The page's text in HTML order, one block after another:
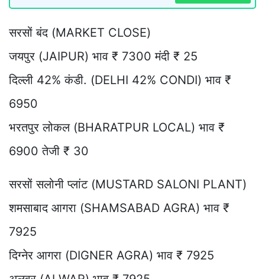
सरसों बंद (MARKET CLOSE)
जयपुर (JAIPUR) भाव ₹ 7300 मंदी ₹ 25
दिल्ली 42% कंडी. (DELHI 42% CONDI) भाव ₹
6950
भरतपुर लोकल (BHARATPUR LOCAL) भाव ₹
6900 तेजी ₹ 30
सरसों सलोनी प्लांट (MUSTARD SALONI PLANT)
शमसाबाद आगरा (SHAMSABAD AGRA) भाव ₹
7925
दिग्नेर आगरा (DIGNER AGRA) भाव ₹ 7925